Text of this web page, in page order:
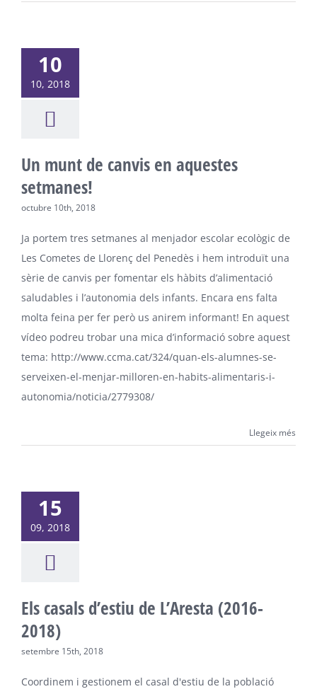
10
10, 2018
Un munt de canvis en aquestes
setmanes!
octubre 10th, 2018
Ja portem tres setmanes al menjador escolar ecològic de
Les Cometes de Llorenç del Penedès i hem introduït una
sèrie de canvis per fomentar els hàbits d’alimentació
saludables i l’autonomia dels infants. Encara ens falta
molta feina per fer però us anirem informant! En aquest
vídeo podreu trobar una mica d’informació sobre aquest
tema: http://www.ccma.cat/324/quan-els-alumnes-se-
serveixen-el-menjar-milloren-en-habits-alimentaris-i-
autonomia/noticia/2779308/
Llegeix més
15
09, 2018
Els casals d’estiu de L’Aresta (2016-
2018)
setembre 15th, 2018
Coordinem i gestionem el casal d'estiu de la població